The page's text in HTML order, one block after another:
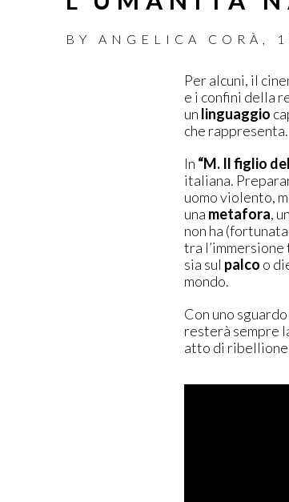
BY ANGELICA CORÀ ,
Per alcuni, il
e i confini della
un linguaggio
che rappresenta.
In “M. Il figlio
italiana.
uomo violento,
una metafora,
non ha
tra
sia sul palco o
mondo.
Con uno
resterà sempre
atto di ribellione